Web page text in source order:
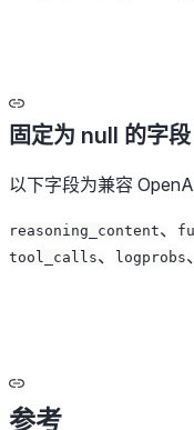
固定为 null 的字段
以下字段为兼容
reasoning_content、
tool_calls、 logprobs、
参考